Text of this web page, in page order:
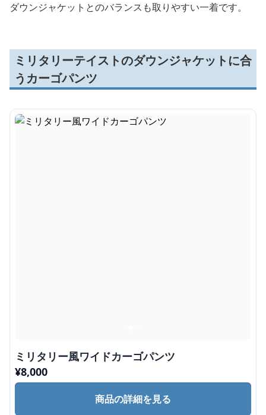
ダウンジャケットとのバランスも取りやすい一着です。
ミリタリーテイストのダウンジャケットに合
うカーゴパンツ
ミリタリー風ワイドカーゴパンツ
¥8,000
商品の詳細を見る